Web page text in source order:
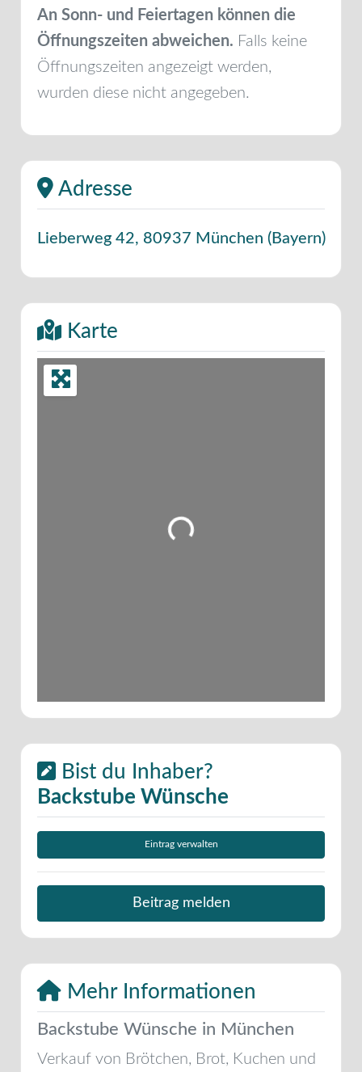
An Sonn- und Feiertagen können die
Öffnungszeiten abweichen. Falls keine
Öffnungszeiten angezeigt werden,
wurden diese nicht angegeben.
Adresse
Lieberweg 42, 80937 München (Bayern)
Karte
Wird geladen …
Bist du Inhaber?
Backstube Wünsche
Eintrag verwalten
Beitrag melden
Mehr Informationen
Backstube Wünsche in München
Verkauf von Brötchen, Brot, Kuchen und